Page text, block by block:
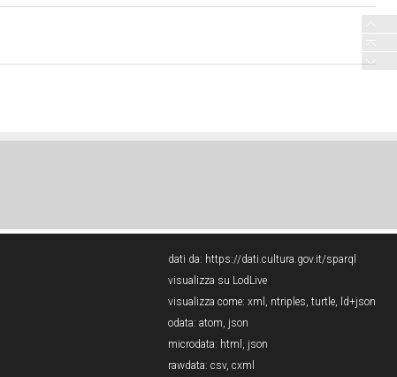
dati da: https://dati.cultura.gov.it/sparql
visualizza su LodLive
visualizza come: xml , ntriples, turtle, ld+json
odata: atom, json
microdata: html , json
rawdata: csv, cxml